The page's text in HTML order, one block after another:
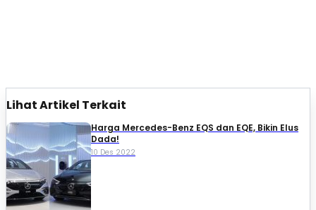
Lihat Artikel Terkait
Harga Mercedes-Benz EQS dan EQE, Bikin Elus
Dada!
10 Des 2022